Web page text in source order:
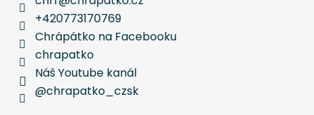
+420773170769
Chrápátko na Facebooku
chrapatko
Náš Youtube kanál
@chrapatko_czsk